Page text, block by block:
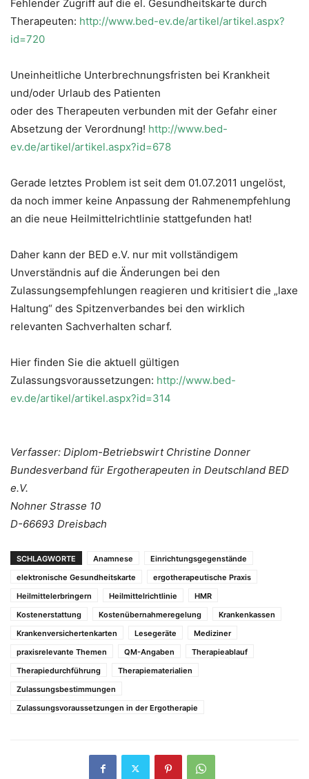
Fehlender Zugriff auf die el. Gesundheitskarte durch
Therapeuten: http://www.bed-ev.de/artikel/artikel.aspx?
id=720
Uneinheitliche Unterbrechnungsfristen bei Krankheit
und/oder Urlaub des Patienten
oder des Therapeuten verbunden mit der Gefahr einer
Absetzung der Verordnung! http://www.bed-
ev.de/artikel/artikel.aspx?id=678
Gerade letztes Problem ist seit dem 01.07.2011 ungelöst,
da noch immer keine Anpassung der Rahmenempfehlung
an die neue Heilmittelrichtlinie stattgefunden hat!
Daher kann der BED e.V. nur mit vollständigem
Unverständnis auf die Änderungen bei den
Zulassungsempfehlungen reagieren und kritisiert die „laxe
Haltung“ des Spitzenverbandes bei den wirklich
relevanten Sachverhalten scharf.
Hier finden Sie die aktuell gültigen
Zulassungsvoraussetzungen: http://www.bed-
ev.de/artikel/artikel.aspx?id=314
Verfasser: Diplom-Betriebswirt Christine Donner
Bundesverband für Ergotherapeuten in Deutschland BED
e.V.
Nohner Strasse 10
D-66693 Dreisbach
SCHLAGWORTE Anamnese
Einrichtungsgegenstände
elektronische Gesundheitskarte
ergotherapeutische Praxis
Heilmittelerbringern
Heilmittelrichtlinie
HMR
Kostenerstattung
Kostenübernahmeregelung
Krankenkassen
Krankenversichertenkarten
Lesegeräte
Mediziner
praxisrelevante Themen
QM-Angaben
Therapieablauf
Therapiedurchführung
Therapiematerialien
Zulassungsbestimmungen
Zulassungsvoraussetzungen in der Ergotherapie